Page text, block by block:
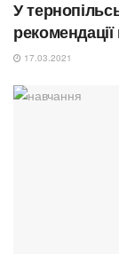
У
17.03.2021